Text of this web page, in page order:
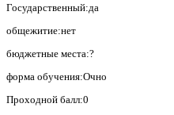
Государственный:да
общежитие:нет
бюджетные места:?
форма обучения:Очно
Проходной балл:0